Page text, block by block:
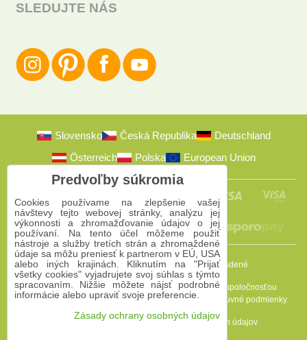
SLEDUJTE NÁS
Slovensko Česká Republika
Deutschland
Österreich
Polska European Union
2009-2026 © Bomba s.r.o.Všetky práva vyhradené
Táto stránka je chránená programom reCAPTCHA a spoločnosťou
Google. PlatiaPravidlá ochrany osobných údajov Zmluvné podmienky.
Predvoľby súkromia
Zásady ochrany osobných údajov
Predvoľby súkromia
Cookies používame na zlepšenie vašej
návštevy tejto webovej stránky, analýzu jej
výkonnosti a zhromažďovanie údajov o jej
používaní. Na tento účel môžeme použiť
nástroje a služby tretích strán a zhromaždené
údaje sa môžu preniesť k partnerom v EÚ, USA
alebo iných krajinách. Kliknutím na "Prijať
všetky cookies" vyjadrujete svoj súhlas s týmto
spracovaním. Nižšie môžete nájsť podrobné
informácie alebo upraviť svoje preferencie.
Zásady ochrany osobných údajov